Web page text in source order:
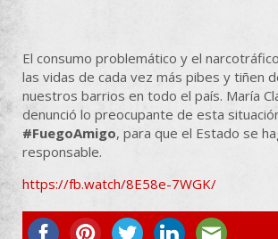
El consumo problemático y el
las vidas de cada vez más pibes y tiñen
nuestros barrios en todo el país. María
denunció lo preocupante de esta
#FuegoAmigo, para que el Estado se
responsable.
https://fb.watch/8E58e-7WGK/